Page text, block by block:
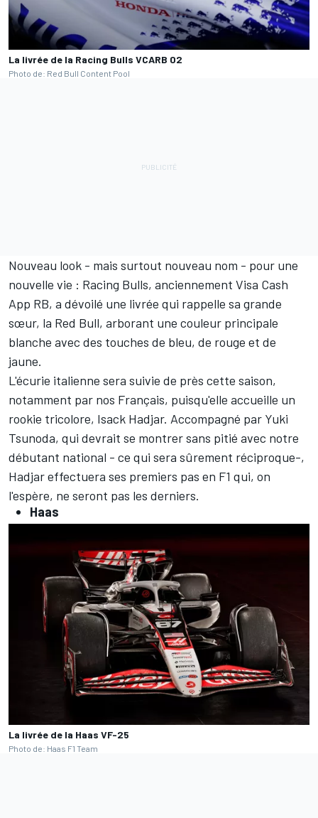
La livrée de la Racing Bulls VCARB 02
Photo de: Red Bull Content Pool
Nouveau look - mais surtout nouveau nom - pour une
nouvelle vie : Racing Bulls, anciennement Visa Cash
App RB, a dévoilé une livrée qui rappelle sa grande
sœur, la Red Bull, arborant une couleur principale
blanche avec des touches de bleu, de rouge et de
jaune.
L'écurie italienne sera suivie de près cette saison,
notamment par nos Français, puisqu'elle accueille un
rookie tricolore, Isack Hadjar. Accompagné par Yuki
Tsunoda, qui devrait se montrer sans pitié avec notre
débutant national - ce qui sera sûrement réciproque-,
Hadjar effectuera ses premiers pas en F1 qui, on
l'espère, ne seront pas les derniers.
Haas
La livrée de la Haas VF-25
Photo de: Haas F1 Team